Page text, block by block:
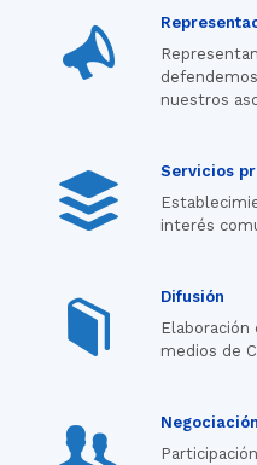
nuestros
Servicios
interés
Difusión
medios de